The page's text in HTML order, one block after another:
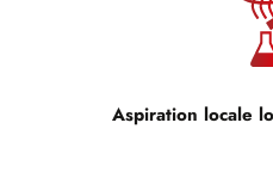
Aspiration locale